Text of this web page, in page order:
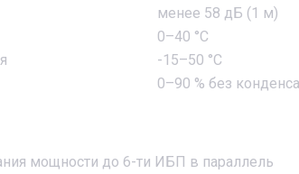
менее 58 дБ (1 м)
0–40 °С
-15–50 °С
0–90 % без
мощности до 6-ти ИБП в параллель